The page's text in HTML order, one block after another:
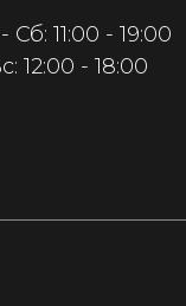
Сб: 11:00 - 19:00
12:00 - 18:00